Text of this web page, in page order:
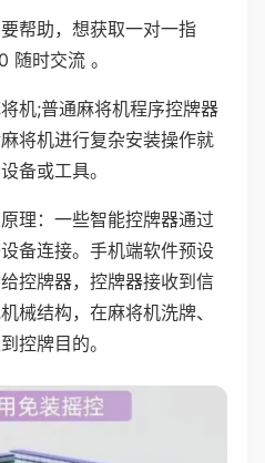
帮助，想获取一对一指
时交流 。
机;普通麻将机程序控牌器
将机进行复杂安装操作就
备或工具。
理：一些智能控牌器通过
备连接。手机端软件预设
控牌器，控牌器接收到信
械结构，在麻将机洗牌、
控牌目的。